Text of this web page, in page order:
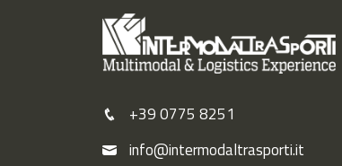
+39 0775 8251
info@intermodaltrasporti.it